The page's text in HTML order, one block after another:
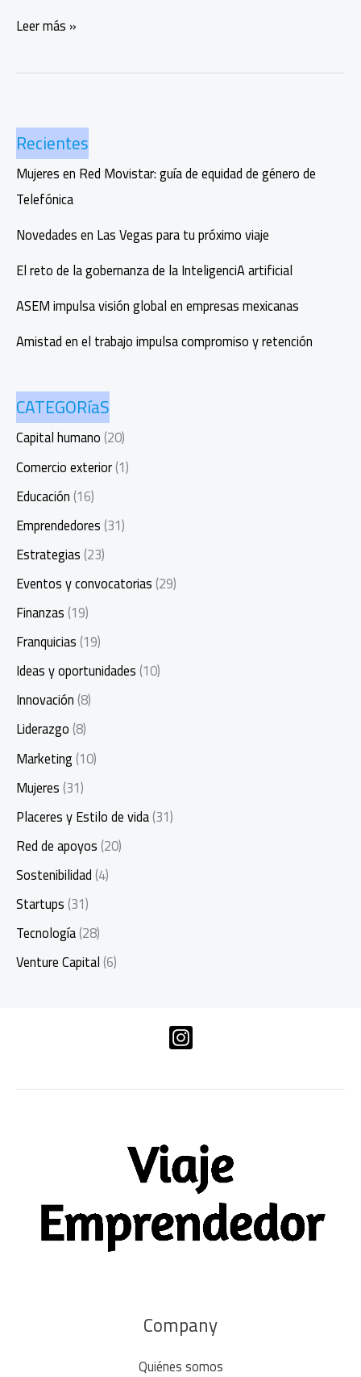
Convierte
aliado
financiero
para
todo
el
Leer más »
Recientes
Mujeres en Red Movistar: guía de equidad de género de
Telefónica
Novedades en Las Vegas para tu próximo viaje
El reto de la gobernanza de la InteligenciA artificial
ASEM impulsa visión global en empresas mexicanas
Amistad en el trabajo impulsa compromiso y retención
CATEGORíaS
Capital humano(20)
Comercio exterior(1)
Educación(16)
Emprendedores(31)
Estrategias(23)
Eventos y convocatorias(29)
Finanzas(19)
Franquicias(19)
Ideas y oportunidades(10)
Innovación(8)
Liderazgo(8)
Marketing(10)
Mujeres(31)
Placeres y Estilo de vida(31)
Red de apoyos(20)
Sostenibilidad(4)
Startups(31)
Tecnología(28)
Venture Capital(6)
Company
Quiénes somos